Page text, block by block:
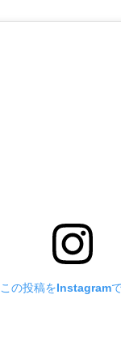
この投稿をInstagram